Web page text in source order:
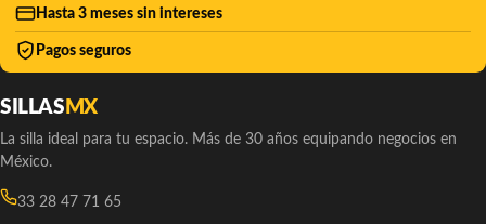
Hasta 3 meses sin intereses
Pagos seguros
SILLAS MX
La silla ideal para tu espacio. Más de 30 años equipando negocios en
México.
33 28 47 71 65